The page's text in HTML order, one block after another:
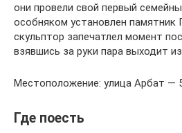
они провели свой первый
особняком установлен памятник
скульптор запечатлел момент
взявшись за руки пара выходит
Местоположение: улица Арбат —
Где поесть